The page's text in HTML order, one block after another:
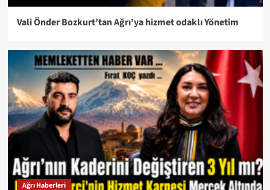
Vali Önder Bozkurt’tan Ağrı’ya hizmet odaklı Yönetim
Ağrı Haberleri